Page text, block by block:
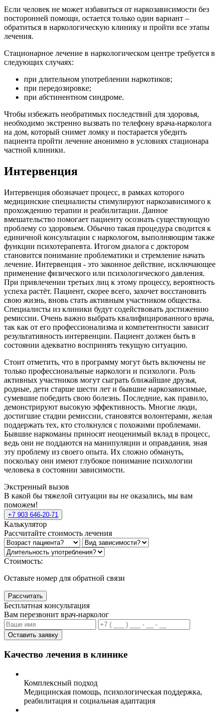
Если человек не может избавиться от наркозависимости без
посторонней помощи, остается только один вариант –
обратиться в наркологическую клинику и пройти все этапы
лечения.
Стационарное лечение в наркологическом центре требуется в
следующих случаях:
при длительном употреблении наркотиков;
при передозировке;
при абстинентном синдроме.
Чтобы избежать необратимых последствий для здоровья,
необходимо экстренно вызвать по телефону врача-нарколога
на дом, который снимет ломку и постарается убедить
пациента пройти лечение анонимно в условиях стационара
частной клиники.
Интервенция
Интервенция обозначает процесс, в рамках которого
медицинские специалисты стимулируют наркозависимого к
прохождению терапии и реабилитации. Данное
вмешательство помогает пациенту осознать существующую
проблему со здоровьем. Обычно такая процедура сводится к
единичной консультации с наркологом, выполняющим также
функции психотерапевта. Итогом диалога с доктором
становится понимание проблематики и стремление начать
лечение. Интервенция - это законное действие, исключающее
применение физического или психологического давления.
При привлечении третьих лиц к этому процессу, вероятность
успеха растёт. Пациент, скорее всего, захочет восстановить
свою жизнь, вновь стать активным участником общества.
Специалисты из клиники будут содействовать достижению
ремиссии. Очень важно выбрать квалифицированного врача,
так как от его профессионализма и компетентности зависит
результативность интервенции. Пациент должен быть в
состоянии адекватно воспринять текущую ситуацию.
Стоит отметить, что в программу могут быть включены не
только профессиональные наркологи и психологи. Роль
активных участников могут сыграть ближайшие друзья,
родные, дети старше шести лет и бывшие наркозависимые,
сумевшие победить свою болезнь. Последние, как правило,
демонстрируют высокую эффективность. Многие люди,
достигшие стадии ремиссии, становятся волонтерами, желая
поддержать тех, кто столкнулся с похожими проблемами.
Бывшие наркоманы приносят неоценимый вклад в процесс,
ведь они не поддаются на манипуляции и оправдания, зная
эту проблему из своего опыта. Их сложно обмануть,
поскольку они имеют глубокое понимание психологии
человека в состоянии зависимости.
Экстренный вызов
В какой бы тяжелой ситуации вы не оказались, мы вам
поможем!
+7 903 646-20-71
Калькулятор
Рассчитайте стоимость лечения
Стоимость:
Оставьте номер для обратной связи
Рассчитать
Бесплатная консультация
Вам перезвонит врач-нарколог
Оставить заявку
Качество лечения в клинике
Комплексный подход
Медицинская помощь, психологическая поддержка,
реабилитация и социальная адаптация